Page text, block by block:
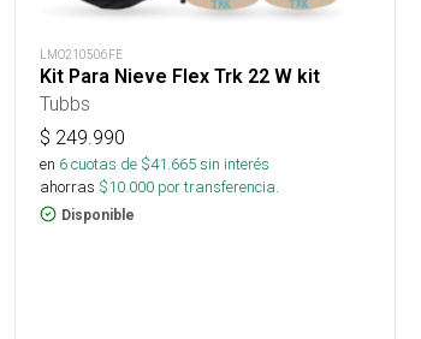
LMO210506FE
Kit Para Nieve Flex Trk 22 W kit
Tubbs
$ 249.990
en 6cuotas de $41.665sin interés
ahorras $10.000 por transferencia.
Disponible